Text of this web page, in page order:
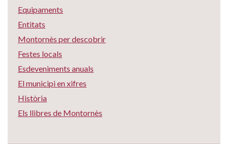
Equipaments
Entitats
Montornès per descobrir
Festes locals
Esdeveniments anuals
El municipi en xifres
Història
Els llibres de Montornès